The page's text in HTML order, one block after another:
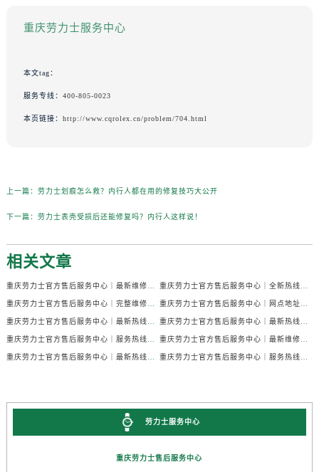
重庆劳力士服务中心
本文tag：
服务专线： 400-805-0023
本页链接： http://www.cqrolex.cn/problem/704.html
上一篇： 劳力士划痕怎么救？内行人都在用的修复技巧大公开
下一篇： 劳力士表壳受损后还能修复吗？内行人这样说！
相关文章
劳力士服务中心
重庆劳力士售后服务中心